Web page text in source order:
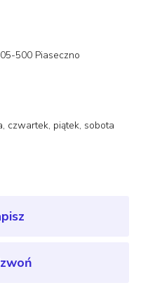
500 Piaseczno
czwartek, piątek, sobota